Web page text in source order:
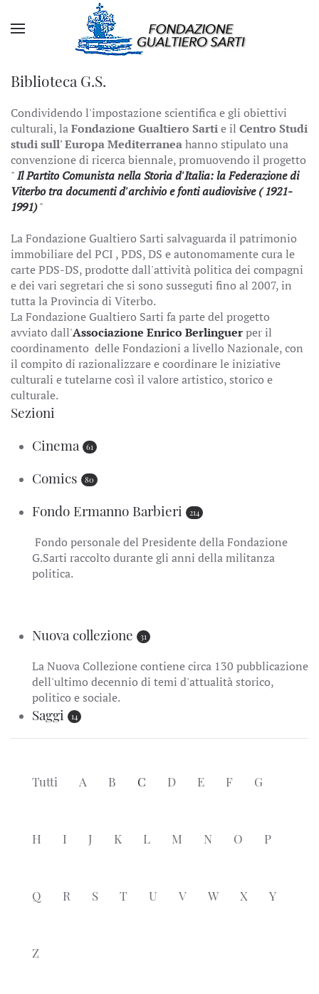
Biblioteca G.S.
Condividendo l'impostazione scientifica e gli obiettivi
culturali, laFondazione Gualtiero Sartie il Centro Studi
studi sull' Europa Mediterraneahanno stipulato una
convenzione di ricerca biennale, promuovendo il progetto
"Il Partito Comunista nella Storia d'Italia: la Federazione di
Viterbo tra documenti d'archivio e fonti audiovisive ( 1921-
1991)"
La Fondazione Gualtiero Sarti salvaguarda il patrimonio
immobiliare del PCI , PDS, DS e autonomamente cura le
carte PDS-DS, prodotte dall'attività politica dei compagni
e dei vari segretari che si sono susseguti fino al 2007, in
tutta la Provincia di Viterbo.
La Fondazione Gualtiero Sarti fa parte del progetto
avviato dall'Associazione Enrico Berlinguerper il
coordinamento delle Fondazioni a livello Nazionale, con
il compito di razionalizzare e coordinare le iniziative
culturali e tutelarne così il valore artistico, storico e
culturale.
Sezioni
Cinema
61
Comics 80
Fondo Ermanno Barbieri 214
Fondo personale del Presidente della Fondazione
G.Sarti raccolto durante gli anni della militanza
politica.
Nuova collezione 31
La Nuova Collezione contiene circa 130 pubblicazione
dell'ultimo decennio di temi d'attualità storico,
politico e sociale.
Saggi 14
Tutti A B C D E F G
H I J K L M N O P
Q R S T U V W X Y
Z